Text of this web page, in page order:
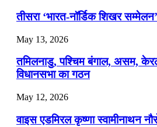
📝 डेली करेंट अफेयर्स: 19-21
July 19, 2026
📝 डेली करेंट अफेयर्स: 16-18
तीसरा ‘भारत-नॉर्डिक शिखर
May 13, 2026
तमिलनाडु, पश्चिम बंगाल, असम,
विधानसभा का गठन
May 12, 2026
वाइस एडमिरल कृष्णा स्वामीनाथन